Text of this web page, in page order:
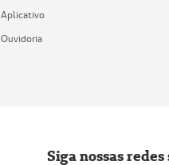
Aplicativo
Ouvidoria
Siga nossas redes